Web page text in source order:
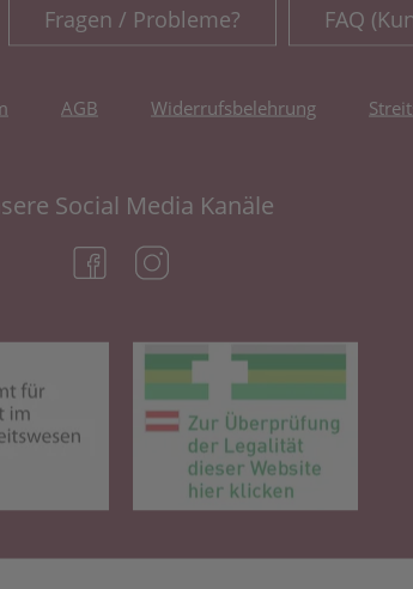
Fragen / Probleme? FAQ
AGB Widerrufsbelehrung
Social Media Kanäle
(öffnet in neuem Tab)
(öffnet in neuem Tab)